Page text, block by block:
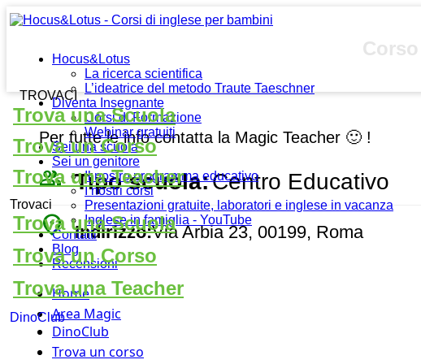
Hocus&Lotus
La ricerca scientifica
L’ideatrice del metodo Traute Taeschner
Diventa Insegnante
Corsi di Formazione
Webinar gratuiti
Sei una scuola
Sei un genitore
Il nostro programma educativo
I nostri corsi
Presentazioni gratuite, laboratori e inglese in vacanza
Inglese in famiglia - YouTube
Contatti
Blog
Recensioni
Home
Area Magic
DinoClub
Trova un corso
TROVACI
Trova una Scuola
Trova un Corso
Trova una Teacher
Trovaci
Trova una Scuola
Trova un Corso
Trova una Teacher
DinoClub
Per tutte le info contatta la Magic Teacher 🙂 !
people_outline Tipo scuola:Centro Educativo
place Indirizzo:Via Arbia 23, 00199, Roma